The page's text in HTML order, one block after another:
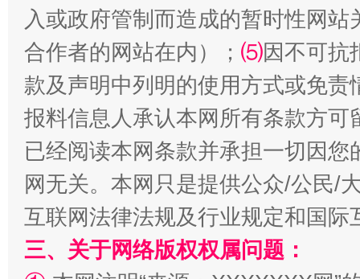
全民健身五年计划来了！等你上场
入或政府管制而造成的暂时性网
合作者的网站在内）； ⑸因不可抗
款及声明中列明的使用方式或免责
报料信息人承认本网所有条款方
已经阅读本网条款并承担一切因
网无关。本网只是提供公众/公民/
互联网法律法规及行业规定和国
三、关于网络版权权属问题：